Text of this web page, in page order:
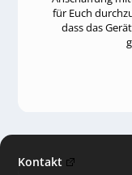
für Euch
dass das
Kontakt